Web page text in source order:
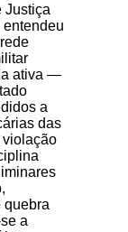
Justiça
entendeu
ativa —
a
das
violação
quebra
a